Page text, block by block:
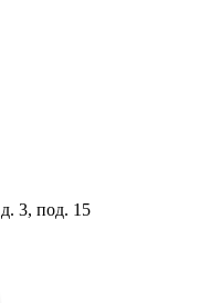
3, под. 15